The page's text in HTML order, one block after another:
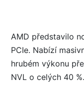
AMD představilo
PCIe. Nabízí
hrubém výkonu
NVL o celých 40 %.